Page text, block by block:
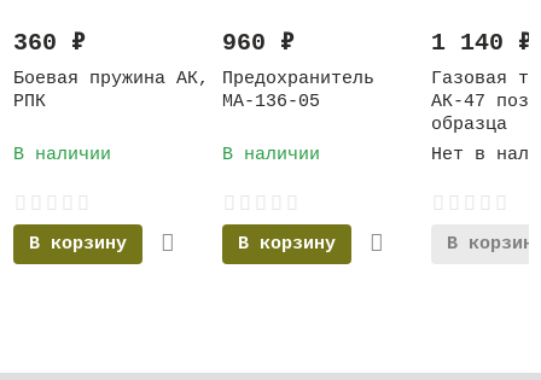
360 ₽
Боевая пружина АК,
РПК
В наличии
В корзину
960 ₽
Предохранитель
МА-136-05
В наличии
В корзину
1 140 ₽
Газовая
АК-47
образца
Нет в
В